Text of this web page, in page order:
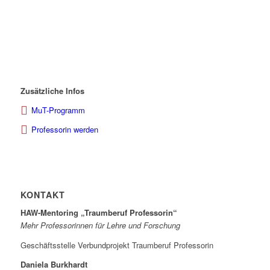
Zusätzliche Infos
MuT-Programm
Professorin werden
KONTAKT
HAW-Mentoring „Traumberuf Professorin“
Mehr Professorinnen für Lehre und Forschung
Geschäftsstelle Verbundprojekt Traumberuf Professorin
Daniela Burkhardt